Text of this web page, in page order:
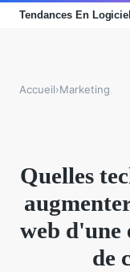
Accueil›Marketing
Quelles
web d'une
de